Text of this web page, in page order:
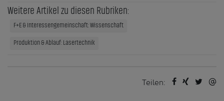
Weitere Artikel zu diesen Rubriken:
F+E & Interessengemeinschaft: Wissenschaft
Produktion & Ablauf: Lasertechnik
Teilen: